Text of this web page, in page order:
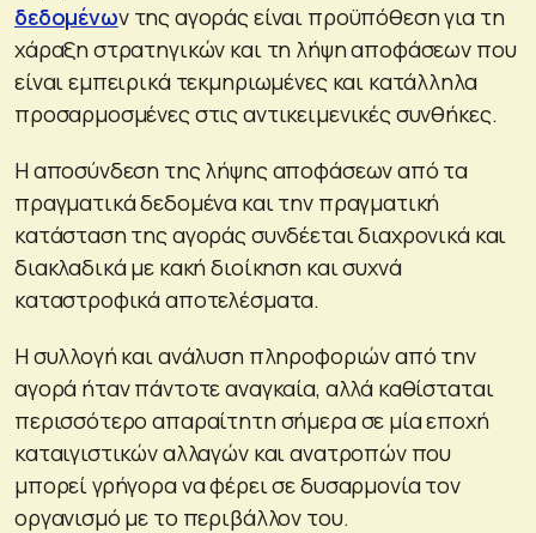
δεδομένων της αγοράς είναι προϋπόθεση για τη
χάραξη στρατηγικών και τη λήψη αποφάσεων που
είναι εμπειρικά τεκμηριωμένες και κατάλληλα
προσαρμοσμένες στις αντικειμενικές συνθήκες.
Η αποσύνδεση της λήψης αποφάσεων από τα
πραγματικά δεδομένα και την πραγματική
κατάσταση της αγοράς συνδέεται διαχρονικά και
διακλαδικά με κακή διοίκηση και συχνά
καταστροφικά αποτελέσματα.
Η συλλογή και ανάλυση πληροφοριών από την
αγορά ήταν πάντοτε αναγκαία, αλλά καθίσταται
περισσότερο απαραίτητη σήμερα σε μία εποχή
καταιγιστικών αλλαγών και ανατροπών που
μπορεί γρήγορα να φέρει σε δυσαρμονία τον
οργανισμό με το περιβάλλον του.